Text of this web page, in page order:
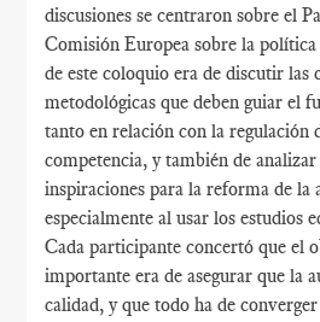
discusiones se centraron sobre el
Comisión Europea sobre la
de este coloquio era de discutir las
metodológicas que deben guiar el
tanto en relación con la regulación
competencia, y también de analizar
inspiraciones para la reforma de la
especialmente al usar los estudios
Cada participante concertó que el
importante era de asegurar que la
calidad, y que todo ha de